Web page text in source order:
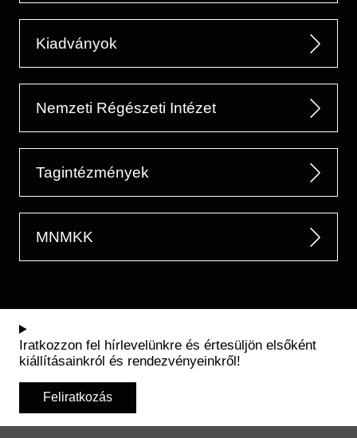
Kiadványok
Nemzeti Régészeti Intézet
Tagintézmények
MNMKK
Iratkozzon fel hírlevelünkre és értesüljön elsőként
kiállításainkról és rendezvényeinkről!
Feliratkozás